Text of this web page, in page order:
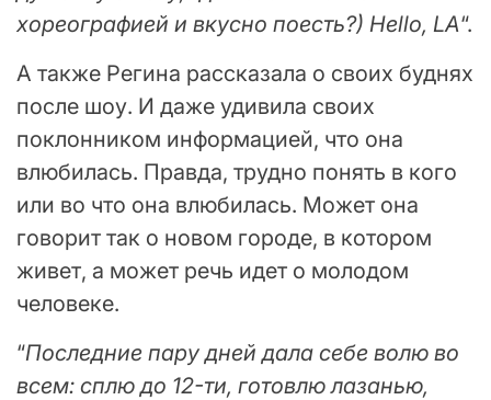
хореографией и вкусно поесть?) Hello, LA“.
А также Регина рассказала о своих буднях
после шоу. И даже удивила своих
поклонником информацией, что она
влюбилась. Правда, трудно понять в кого
или во что она влюбилась. Может она
говорит так о новом городе, в котором
живет, а может речь идет о молодом
человеке.
“Последние пару дней дала себе волю во
всем: сплю до 12-ти, готовлю лазанью,